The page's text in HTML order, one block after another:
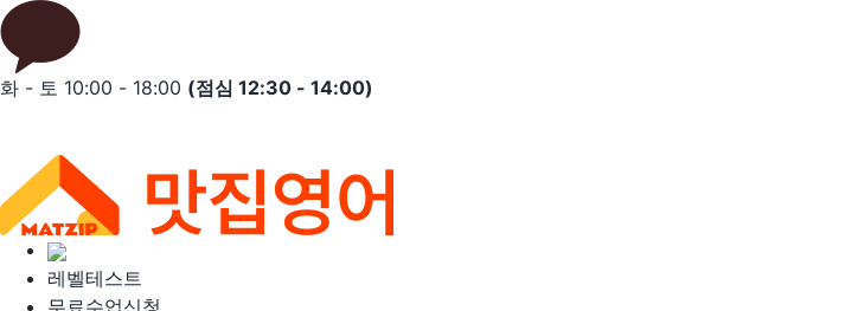
Skip
to
content
화 - 토 10:00 - 18:00 (점심 12:30 - 14:00)
레벨테스트
무료수업신청